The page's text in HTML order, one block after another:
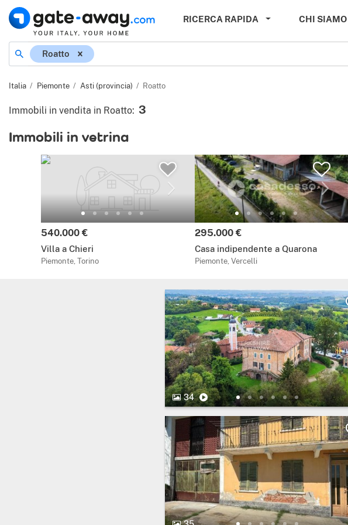
RICERCA RAPIDA CHI SIAMO
Località
Roatto
Italia Piemonte Asti (provincia) Roatto
Immobili in vendita in Roatto: 3
Immobili in vetrina
Prezzo:
540.000 €
Villa a Chieri
Piemonte, Torino
Prezzo:
295.000 €
Casa indipendente a Quarona
Piemonte, Vercelli
34
34 Foto.Video